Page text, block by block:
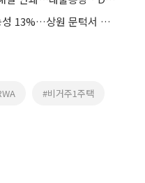
美 클래리티 법안 연내 통과 가능성 13%…상원 문턱서 제동
#비거주1주택